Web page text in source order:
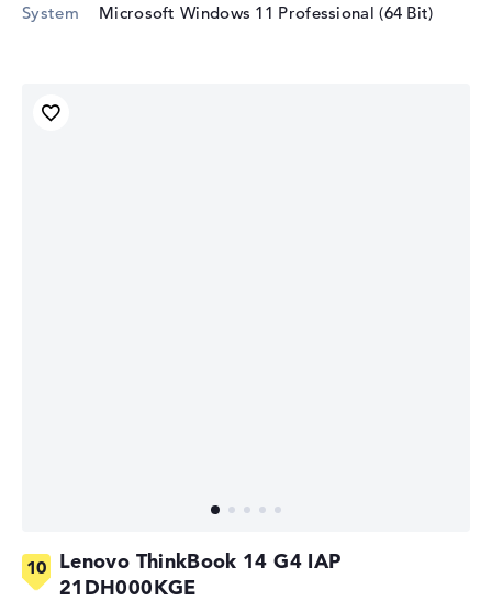
System
Microsoft Windows 11 Professional (64 Bit)
Lenovo ThinkBook 14 G4 IAP
21DH000KGE